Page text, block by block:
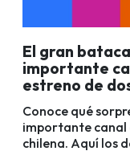
El gran
importante
estreno de
Conoce qué
importante canal
chilena. Aquí los